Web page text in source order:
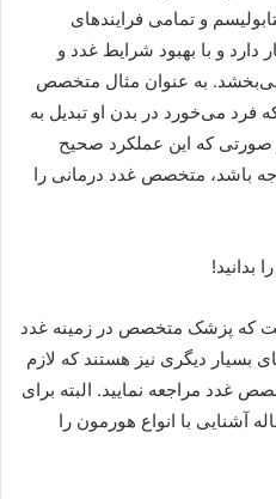
و تمامی فرایند‌های
دارد و با بهبود شرایط غدد و
می‌بخشد. به عنوان مثال متخصص
فرد می‌خورد در بدن او تبدیل به
صورتی که این عملکرد صحیح
باشد، متخصص غدد درمانی را
را بدانید!
که پزشک متخصص در زمینه غدد
بسیار دیگری نیز هستند که لازم
غدد مراجعه نمایید. البته برای
آشنایی با انواع هورمون را